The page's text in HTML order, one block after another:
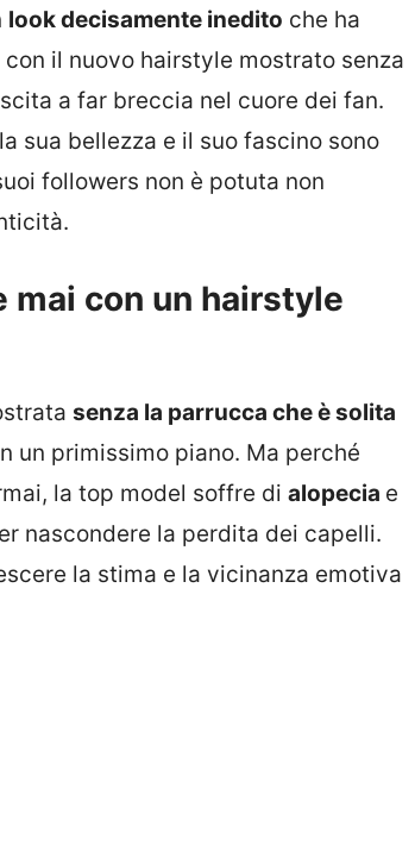
look decisamente inedito che ha
il nuovo hairstyle mostrato senza
a far breccia nel cuore dei fan.
sua bellezza e il suo fascino sono
followers non è potuta non
mai con un hairstyle
senza la parrucca che è solita
un primissimo piano. Ma perché
la top model soffre di alopecia e
nascondere la perdita dei capelli.
la stima e la vicinanza emotiva